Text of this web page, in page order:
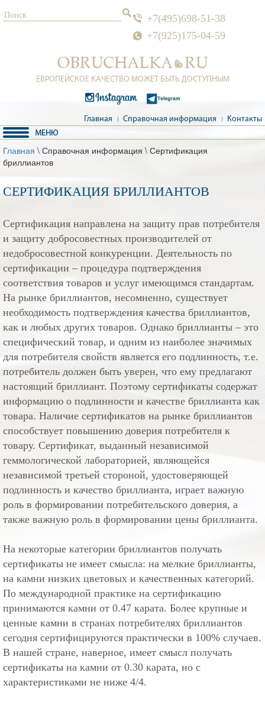
+7(495)698-51-38
+7(925)175-04-59
ЕВРОПЕЙСКОЕ КАЧЕСТВО МОЖЕТ БЫТЬ ДОСТУПНЫМ
Главная Справочная информация Контакты
Главная \ Справочная информация \ Сертификация
бриллиантов
СЕРТИФИКАЦИЯ БРИЛЛИАНТОВ
Сертификация направлена на защиту прав потребителя
и защиту добросовестных производителей от
недобросовестной конкуренции. Деятельность по
сертификации – процедура подтверждения
соответствия товаров и услуг имеющимся стандартам.
На рынке бриллиантов, несомненно, существует
необходимость подтверждения качества бриллиантов,
как и любых других товаров. Однако бриллианты – это
специфический товар, и одним из наиболее значимых
для потребителя свойств является его подлинность, т.е.
потребитель должен быть уверен, что ему предлагают
настоящий бриллиант. Поэтому сертификаты содержат
информацию о подлинности и качестве бриллианта как
товара. Наличие сертификатов на рынке бриллиантов
способствует повышению доверия потребителя к
товару. Сертификат, выданный независимой
геммологической лабораторией, являющейся
независимой третьей стороной, удостоверяющей
подлинность и качество бриллианта, играет важную
роль в формировании потребительского доверия, а
также важную роль в формировании цены бриллианта.
На некоторые категории бриллиантов получать
сертификаты не имеет смысла: на мелкие бриллианты,
на камни низких цветовых и качественных категорий.
По международной практике на сертификацию
принимаются камни от 0.47 карата. Более крупные и
ценные камни в странах потребителях бриллиантов
сегодня сертифицируются практически в 100% случаев.
В нашей стране, наверное, имеет смысл получать
сертификаты на камни от 0.30 карата, но с
характеристиками не ниже 4/4.